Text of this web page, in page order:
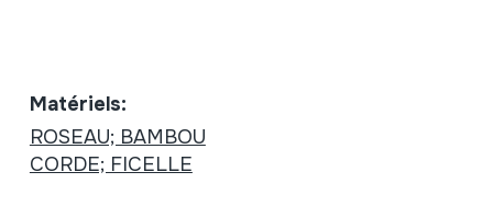
Matériels:
ROSEAU; BAMBOU
CORDE; FICELLE